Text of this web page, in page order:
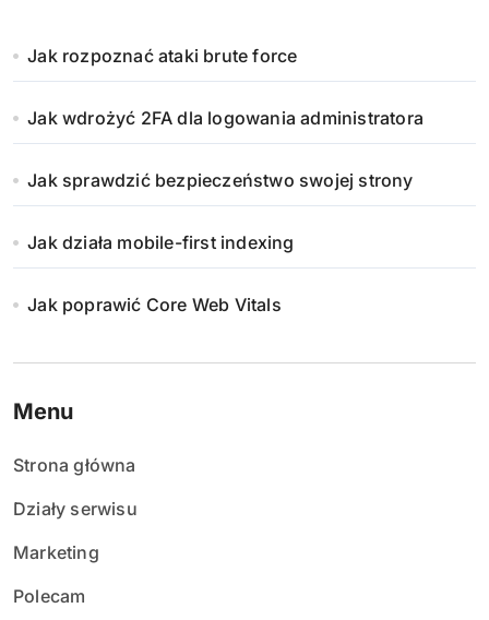
Jak rozpoznać ataki brute force
Jak wdrożyć 2FA dla logowania administratora
Jak sprawdzić bezpieczeństwo swojej strony
Jak działa mobile-first indexing
Jak poprawić Core Web Vitals
Menu
Strona główna
Działy serwisu
Marketing
Polecam